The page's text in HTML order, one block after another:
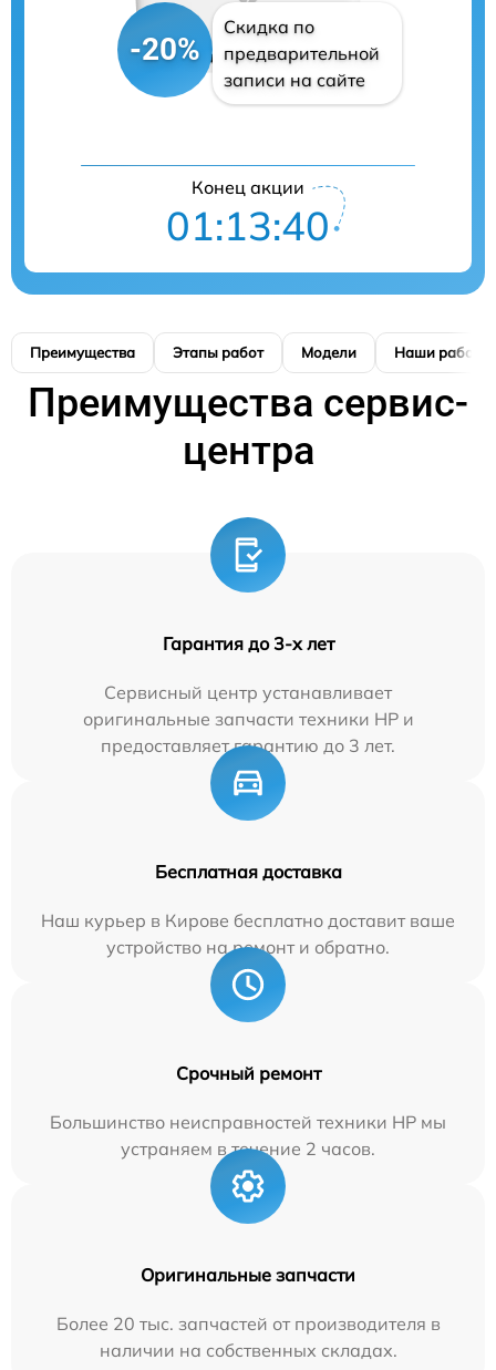
-20%
Скидка по
предварительной
записи на сайте
Конец акции
01:13:39
Преимущества Этапы работ Модели Наши работы
Преимущества сервис-
центра
Гарантия до 3-х лет
Сервисный центр устанавливает
оригинальные запчасти техники HP и
предоставляет гарантию до 3 лет.
Бесплатная доставка
Наш курьер в Кирове бесплатно доставит ваше
устройство на ремонт и обратно.
Срочный ремонт
Большинство неисправностей техники HP мы
устраняем в течение 2 часов.
Оригинальные запчасти
Более 20 тыс. запчастей от производителя в
наличии на собственных складах.